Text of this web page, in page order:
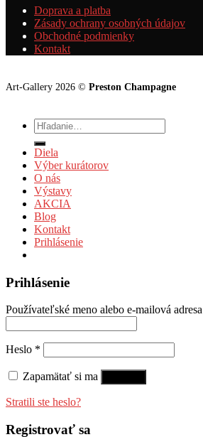
Doprava a platba
Zásady ochrany osobných údajov
Obchodné podmienky
Kontakt
Art-Gallery 2026 © Preston Champagne
Hľadať:
Diela
Výber kurátorov
O nás
Výstavy
AKCIA
Blog
Kontakt
Prihlásenie
Prihlásenie
Používateľské meno alebo e-mailová adresa
Heslo *
Zapamätať si ma
Stratili ste heslo?
Registrovať sa